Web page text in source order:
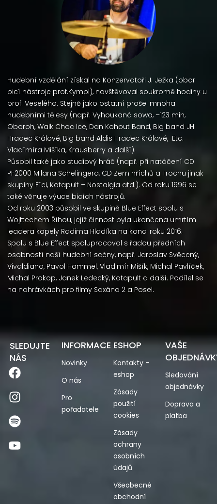
Hudební vzdělání získal na Konzervatoři J. Ježka (obor
bicí nástroje prof.Kympl), navštěvoval soukromě hodiny u
prof. Veselého. Stejně jako ostatní prošel mnoha
hudebními tělesy (např. Vyhoukaná sowa, –123 min,
Oboroh, Walk Choc Ice, Dan Kohout Band, Big band JH
Hradec Králové, Big band Aldis Hradec Králové, Etc.
Vladímíra Mišíka, Krausberry a další).
Působil také jako studiový hráč (např. při natáčení CD
PF2000 Milana Schelingera, CD Zem hříchů a Trochu jinak
skupiny Fíci, Katapult – Nostalgia atd.). Od roku 1996 se
také věnuje výuce bicích nástrojů.
Od roku 2003 působil ve skupině Blue Effect spolu s
Wojttechem Říhou, jejíž činnost byla ukončena umrtím
leadera kapely Radima Hladíka na konci roku 2016.
Spolu s Blue Effect spolupracoval s řadou předních
osobností naší hudební scény, např. Jaroslav Svěcený,
Vivaldiano, Pavol Hammel, Vladimír Mišík, Michal Pavlíček,
Michal Prokop, Janek Ledecký, Katapult a další. Podílel se
na nahrávkách pro filmy Saxána 2 a Posel.
SLEDUJTE
NÁS
INFORMACE
Novinky
O nás
Pro
pořadatele
ESHOP
Kontakty –
eshop
Zásady
použití
cookies
Zásady
ochrany
osobních
údajů
Všeobecné
obchodní
VAŠE
Sledování
objednávky
Doprava a
platba